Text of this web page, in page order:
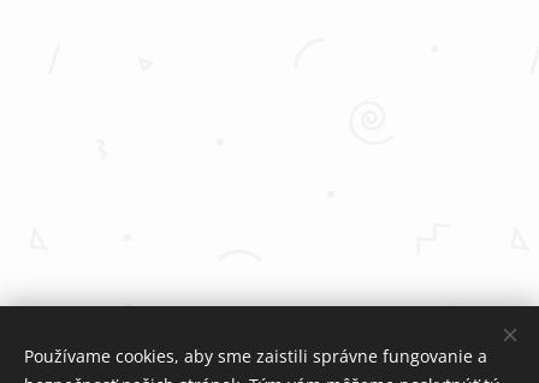
Používame cookies, aby sme zaistili správne fungovanie a